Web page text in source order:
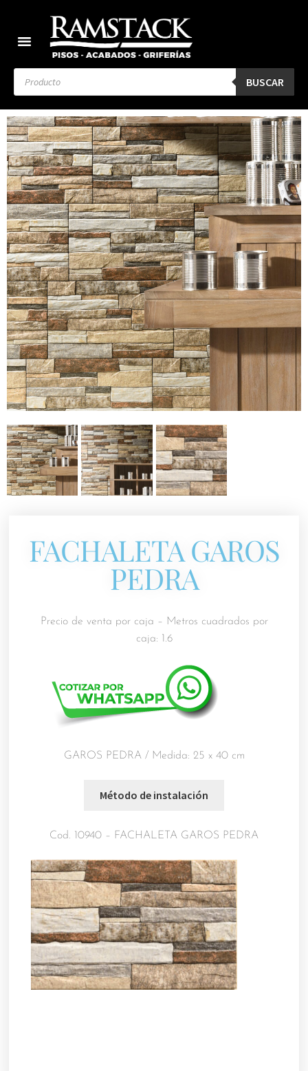
BUSCAR
FACHALETA GAROS
PEDRA
Precio de venta por caja – Metros cuadrados por
caja: 1.6
GAROS PEDRA / Medida: 25 x 40 cm
Cod. 10940 – FACHALETA GAROS PEDRA